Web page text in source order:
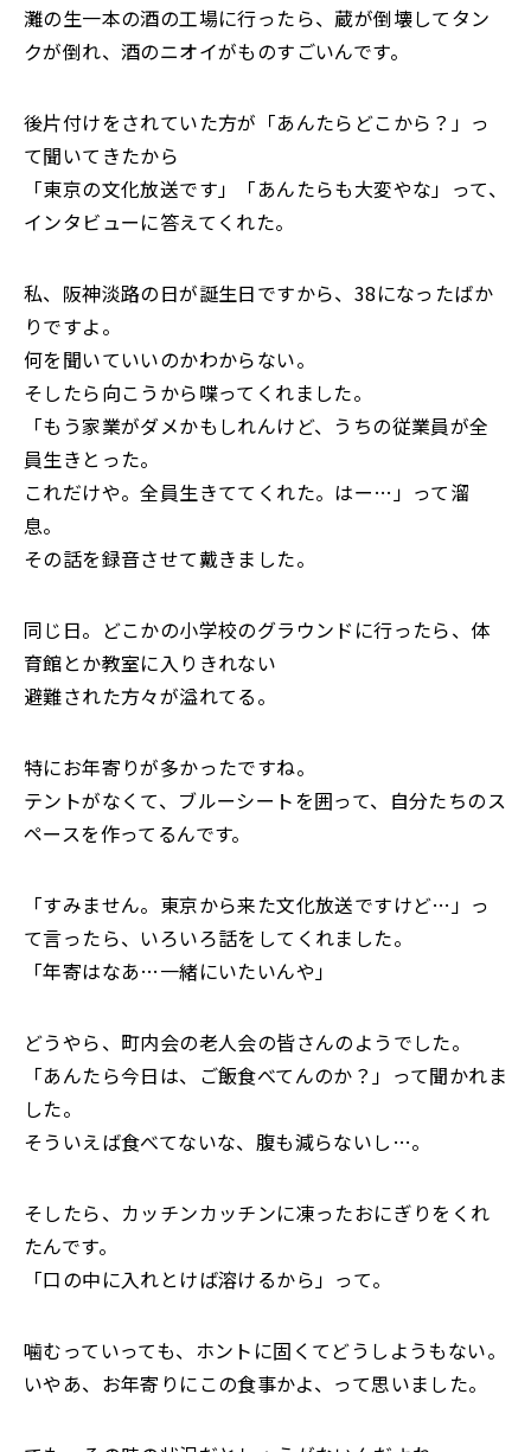
灘の生一本の酒の工場に行ったら、蔵が倒壊してタン
クが倒れ、酒のニオイがものすごいんです。
後片付けをされていた方が「あんたらどこから？」っ
て聞いてきたから
「東京の文化放送です」「あんたらも大変やな」って、
インタビューに答えてくれた。
私、阪神淡路の日が誕生日ですから、38になったばか
りですよ。
何を聞いていいのかわからない。
そしたら向こうから喋ってくれました。
「もう家業がダメかもしれんけど、うちの従業員が全
員生きとった。
これだけや。全員生きててくれた。はー…」って溜
息。
その話を録音させて戴きました。
同じ日。どこかの小学校のグラウンドに行ったら、体
育館とか教室に入りきれない
避難された方々が溢れてる。
特にお年寄りが多かったですね。
テントがなくて、ブルーシートを囲って、自分たちのス
ペースを作ってるんです。
「すみません。東京から来た文化放送ですけど…」っ
て言ったら、いろいろ話をしてくれました。
「年寄はなあ…一緒にいたいんや」
どうやら、町内会の老人会の皆さんのようでした。
「あんたら今日は、ご飯食べてんのか？」って聞かれま
した。
そういえば食べてないな、腹も減らないし…。
そしたら、カッチンカッチンに凍ったおにぎりをくれ
たんです。
「口の中に入れとけば溶けるから」って。
噛むっていっても、ホントに固くてどうしようもない。
いやあ、お年寄りにこの食事かよ、って思いました。